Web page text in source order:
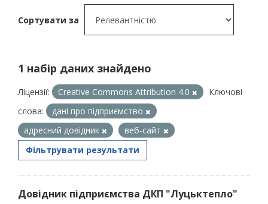
Сортувати за
1 набір даних знайдено
Ліцензії: Creative Commons Attribution 4.0
Ключові
слова:
дані про підприємство
адресний довідник
веб-сайт
Фільтрувати результати
Довідник підприємства ДКП "Луцьктепло"